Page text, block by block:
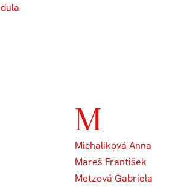
M
Michaliková Anna
Mareš František
Metzová Gabriela